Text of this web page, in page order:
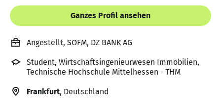
Ganzes Profil ansehen
Angestellt, SOFM, DZ BANK AG
Student, Wirtschaftsingenieurwesen Immobilien,
Technische Hochschule Mittelhessen - THM
Frankfurt, Deutschland